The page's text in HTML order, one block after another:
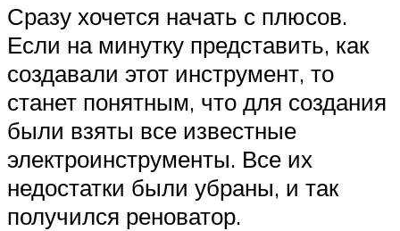
Сразу хочется начать с плюсов.
Если на минутку представить, как
создавали этот инструмент, то
станет понятным, что для создания
были взяты все известные
электроинструменты. Все их
недостатки были убраны, и так
получился реноватор.